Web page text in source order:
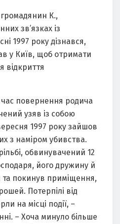
громадянин К.,
зв’язках із
1997 року дізнався,
у Київ, щоб отримати
відкриття
повернення родича
узяв із собою
1997 року зайшов
з наміром убивства.
обвинувачений 12
його дружину й
та покинув приміщення,
Потерпілі від
на місці події, –
– Хоча минуло більше